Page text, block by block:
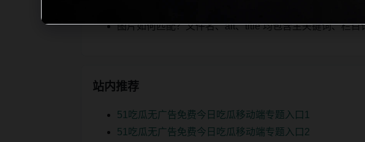
图片如何匹配？文件名、alt、title 均包含主关键词、栏目
站内推荐
51吃瓜无广告免费今日吃瓜移动端专题入口1
51吃瓜无广告免费今日吃瓜移动端专题入口2